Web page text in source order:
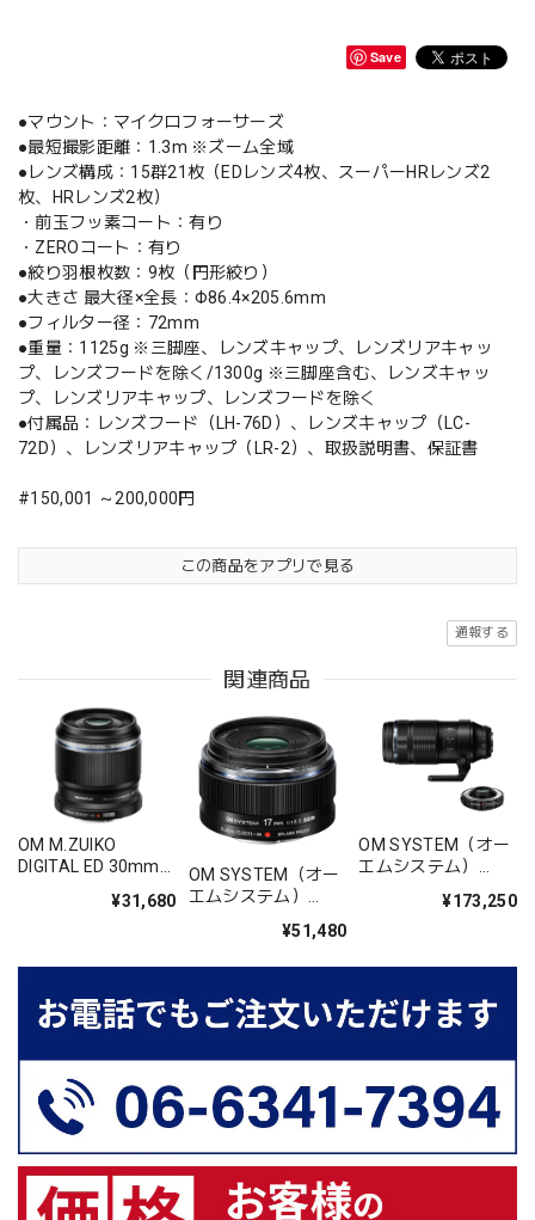
Save
●マウント：マイクロフォーサーズ
●最短撮影距離：1.3m ※ズーム全域
●レンズ構成：15群21枚（EDレンズ4枚、スーパーHRレンズ2
枚、HRレンズ2枚）
・前玉フッ素コート：有り
・ZEROコート：有り
●絞り羽根枚数：9枚（円形絞り）
●大きさ 最大径×全長：Φ86.4×205.6mm
●フィルター径：72mm
●重量：1125g ※三脚座、レンズキャップ、レンズリアキャッ
プ、レンズフードを除く/1300g ※三脚座含む、レンズキャッ
プ、レンズリアキャップ、レンズフードを除く
●付属品：レンズフード（LH-76D）、レンズキャップ（LC-
72D）、レンズリアキャップ（LR-2）、取扱説明書、保証書
#150,001 ～200,000円
この商品をアプリで見る
通報する
関連商品
OM M.ZUIKO
DIGITAL ED 30mm
¥31,680
OM SYSTEM（オー
エムシステム）
17mm F1.8 II¥51,480
OM SYSTEM（オー
エムシステム）
100-400mm F5.0-
¥173,250